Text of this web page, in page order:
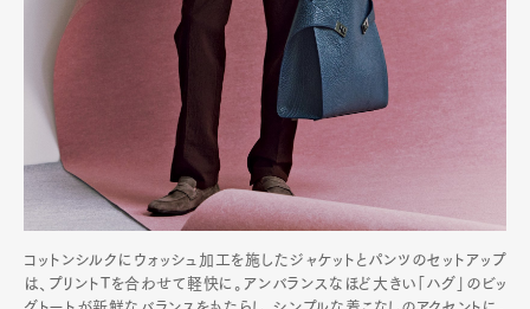
コットンシルクにウォッシュ加工を施したジャケットとパンツのセットアップ
は、プリントTを合わせて軽快に。アンバランスなほど大きい「ハグ」のビッ